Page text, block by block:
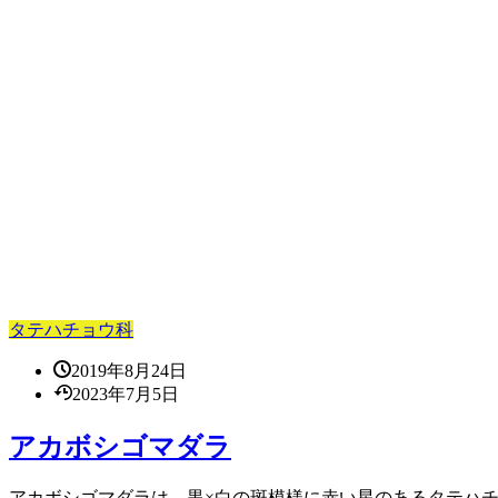
タテハチョウ科
2019年8月24日
2023年7月5日
アカボシゴマダラ